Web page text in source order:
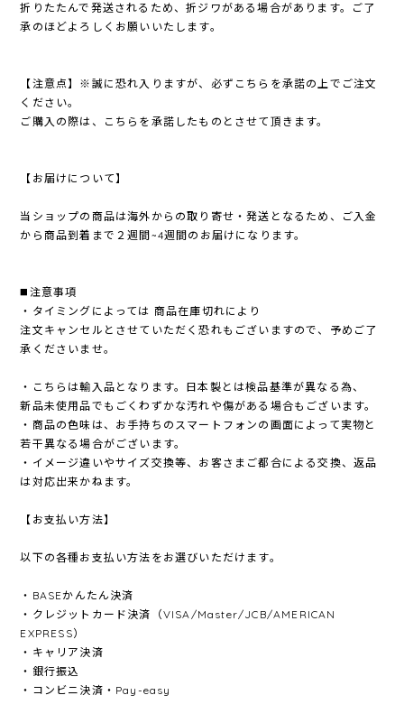
折りたたんで発送されるため、折ジワがある場合があります。ご了
承のほどよろしくお願いいたします。
【注意点】※誠に恐れ入りますが、必ずこちらを承諾の上でご注文
ください。
ご購入の際は、こちらを承諾したものとさせて頂きます。
【お届けについて】
当ショップの商品は海外からの取り寄せ・発送となるため、ご入金
から商品到着まで２週間~4週間のお届けになります。
◼️注意事項
・タイミングによっては 商品在庫切れにより
注文キャンセルとさせていただく恐れもございますので、予めご了
承くださいませ。
・こちらは輸入品となります。日本製とは検品基準が異なる為、
新品未使用品でもごくわずかな汚れや傷がある場合もございます。
・商品の色味は、お手持ちのスマートフォンの画面によって実物と
若干異なる場合がございます。
・イメージ違いやサイズ交換等、お客さまご都合による交換、返品
は対応出来かねます。
【お支払い方法】
以下の各種お支払い方法をお選びいただけます。
・BASEかんたん決済
・クレジットカード決済（VISA/Master/JCB/AMERICAN
EXPRESS）
・キャリア決済
・銀行振込
・コンビニ決済・Pay-easy